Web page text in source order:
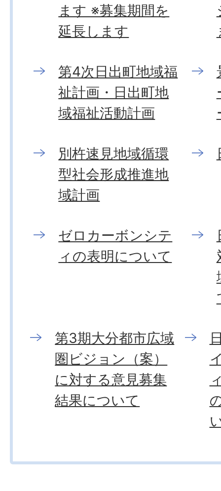
ます ※募集期間を
延長します
第4次日出町地域福
祉計画・日出町地
域福祉活動計画
別杵速見地域循環
型社会形成推進地
域計画
ゼロカーボンシテ
ィの表明について
第3期大分都市広域
圏ビジョン（案）
に対する意見募集
結果について